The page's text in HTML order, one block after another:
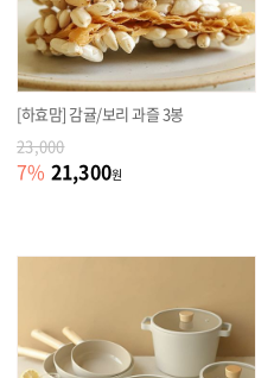
[하효맘] 감귤/보리 과즐 3봉
23,000
7% 21,300원